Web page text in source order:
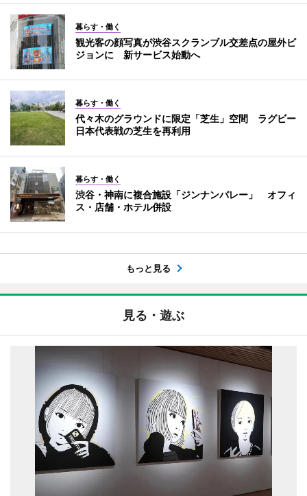
暮らす・働く
観光客の顔写真が渋谷スクランブル交差点の屋外ビ
ジョンに 新サービス始動へ
暮らす・働く
代々木のグラウンドに限定「芝生」空間 ラグビー
日本代表戦の芝生を再利用
暮らす・働く
渋谷・神南に複合施設「ジンナンバレー」 オフィ
ス・店舗・ホテル併設
もっと見る
見る・遊ぶ